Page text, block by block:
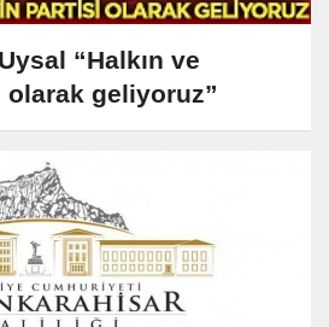
“Halkın ve
geliyoruz”